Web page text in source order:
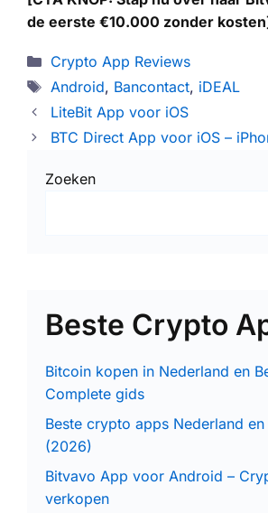
de eerste €10.000 zonder
Categorieën
Crypto App Reviews
Tags
Android, Bancontact, iDEAL
LiteBit App voor iOS
BTC Direct App voor iOS –
Zoeken
Beste Crypto
Bitcoin kopen in Nederland en
Complete gids
Beste crypto apps Nederland en
(2026)
Bitvavo App voor Android –
verkopen